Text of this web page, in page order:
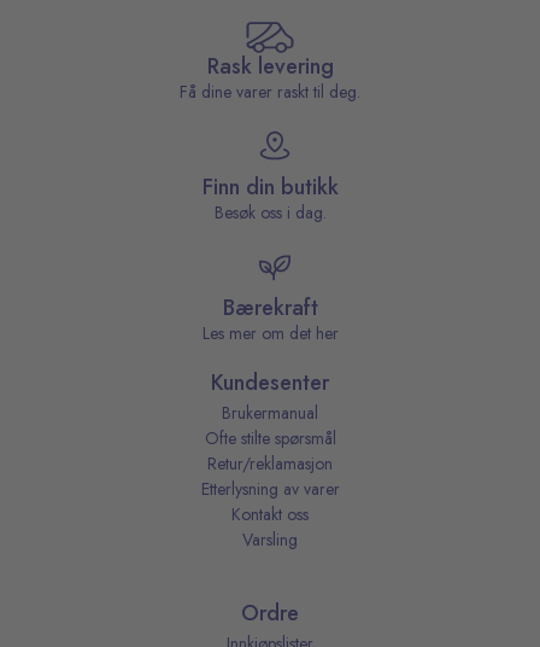
Rask levering
Få dine varer raskt til deg.
Finn din butikk
Besøk oss i dag.
Bærekraft
Les mer om det her
Kundesenter
Brukermanual
Ofte stilte spørsmål
Retur/reklamasjon
Etterlysning av varer
Kontakt oss
Varsling
Ordre